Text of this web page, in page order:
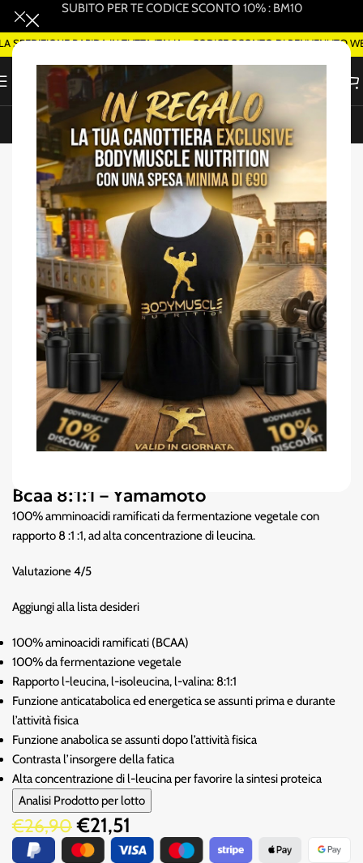
SUBITO PER TE CODICE SCONTO 10% : BM10
RAPIDA IN TUTTA ITALIA - CODICE SCONTO DI BENVENUTO
ORDINA SMART DELIVERY SU WHATSAPP (ROMA)
Home/ Amminoacidi EAA/BCAA
-20%
Bcaa 8:1:1 – Yamamoto
100% amminoacidi ramificati da fermentazione vegetale con
rapporto 8 :1 :1, ad alta concentrazione di leucina.
Valutazione 4/5
Aggiungi alla lista desideri
100% aminoacidi ramificati (BCAA)
100% da fermentazione vegetale
Rapporto l-leucina, l-isoleucina, l-valina: 8:1:1
Funzione anticatabolica ed energetica se assunti prima e durante
l’attività fisica
Funzione anabolica se assunti dopo l’attività fisica
Contrasta l’insorgere della fatica
Alta concentrazione di l-leucina per favorire la sintesi proteica
Analisi Prodotto per lotto
€26,90 €21,51